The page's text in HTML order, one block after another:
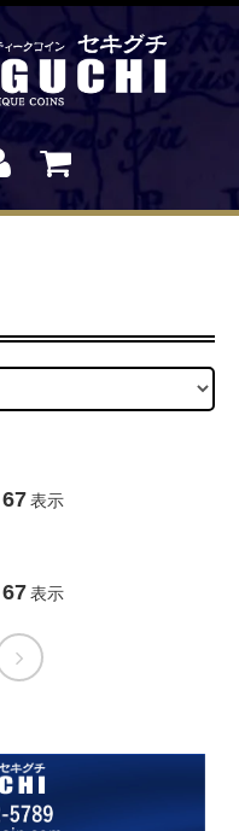
67 表示
67 表示